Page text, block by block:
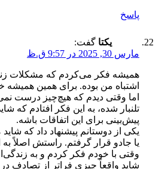
پاسخ
یکتا گفت:
مارس 30, 2025 در 9:57 ق.ظ
همیشه فکر می‌کردم که مشکلات
اشتباه من بوده. برای همین
اما وقتی دیدم که هیچ‌چیز درست
تلنبار شده، به این فکر افتادم که
پیش‌بینی برای این اتفاقات باشه.
یکی از دوستانم پیشنهاد داد که
یا جادو قرار گرفتم. راستش اصلاً به
وقتی با خودم فکر کردم و به
شاید واقعاً چیزی فراتر از تصادف